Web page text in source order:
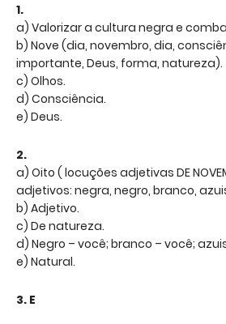
1.
a) Valorizar a cultura negra e
b) Nove (dia, novembro, dia,
importante, Deus, forma, natureza).
c) Olhos.
d) Consciência.
e) Deus.
2.
a) Oito ( locuções adjetivas DE
adjetivos: negra, negro, branco,
b) Adjetivo.
c) De natureza.
d) Negro – você; branco – você;
e) Natural.
3. E